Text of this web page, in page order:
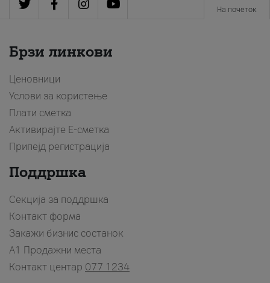
На почеток
Брзи линкови
Ценовници
Услови за користење
Плати сметка
Активирајте Е-сметка
Припејд регистрација
Поддршка
Секција за поддршка
Контакт форма
Закажи бизнис состанок
A1 Продажни места
Контакт центар 077 1234